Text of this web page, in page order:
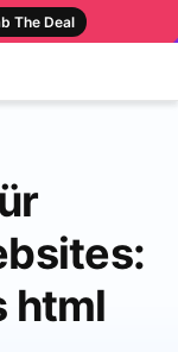
The Deal
html